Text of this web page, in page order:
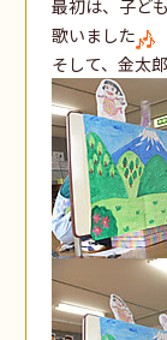
最初は、子ど
歌いました
そして、金太